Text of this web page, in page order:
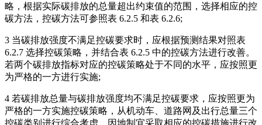
略，根据实际碳排放的总量超出约束值的范围，选择相应的控
碳方法，控碳方法可参照表 6.2.5 和表 6.2.6;
3 当碳排放强度不满足控碳要求时，应根据预测结果对照表
6.2.7 选择控碳策略，并结合表 6.2.5 中的控碳方法进行改善。
若两个碳排放指标对应的控碳策略处于不同的水平，应按照更
为严格的一方进行实施;
4 若碳排放总量与碳排放强度均不满足控碳要求，应按照更为
严格的一方实施控碳策略，从机动车、道路网及出行总量三个